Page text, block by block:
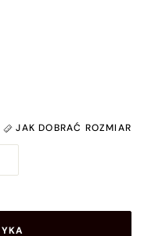
JAK DOBRAĆ ROZMIAR